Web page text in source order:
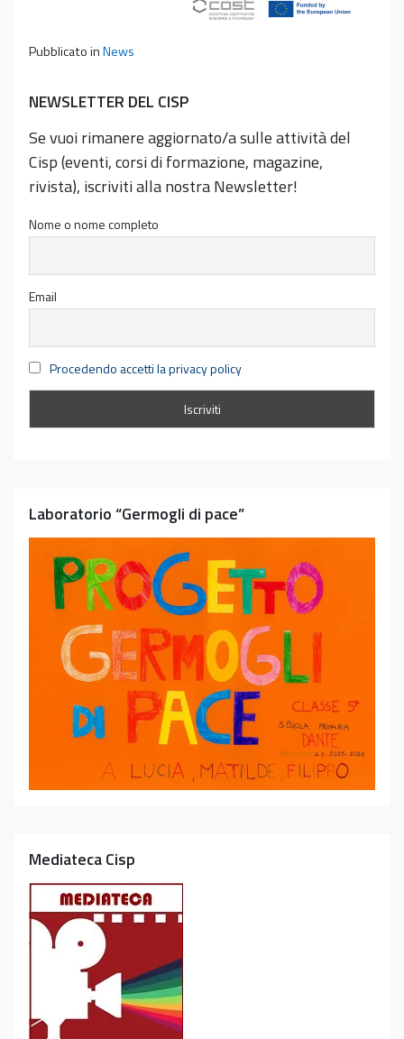
Pubblicato inNews
NEWSLETTER DEL CISP
Se vuoi rimanere aggiornato/a sulle attività del
Cisp (eventi, corsi di formazione, magazine,
rivista), iscriviti alla nostra Newsletter!
Nome o nome completo
Email
Procedendo accetti la privacy policy
Laboratorio “Germogli di pace”
Mediateca Cisp